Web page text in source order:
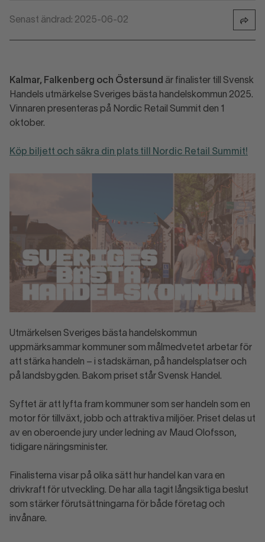
Senast ändrad: 2025-06-02
Kalmar, Falkenberg och Östersund är finalister till Svensk
Handels utmärkelse Sveriges bästa handelskommun 2025.
Vinnaren presenteras på Nordic Retail Summit den 1
oktober.
Köp biljett och säkra din plats till Nordic Retail Summit!
Utmärkelsen Sveriges bästa handelskommun
uppmärksammar kommuner som målmedvetet arbetar för
att stärka handeln – i stadskärnan, på handelsplatser och
på landsbygden. Bakom priset står Svensk Handel.
Syftet är att lyfta fram kommuner som ser handeln som en
motor för tillväxt, jobb och attraktiva miljöer. Priset delas ut
av en oberoende jury under ledning av Maud Olofsson,
tidigare näringsminister.
Finalisterna visar på olika sätt hur handel kan vara en
drivkraft för utveckling. De har alla tagit långsiktiga beslut
som stärker förutsättningarna för både företag och
invånare.